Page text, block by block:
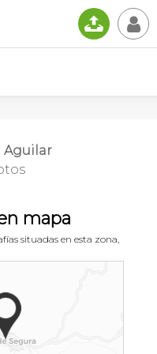
📤 👤
Aguilar
mapa
situadas en esta zona,